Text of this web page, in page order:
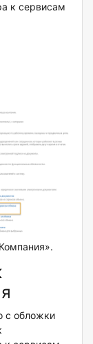
к сервисам
с обложки